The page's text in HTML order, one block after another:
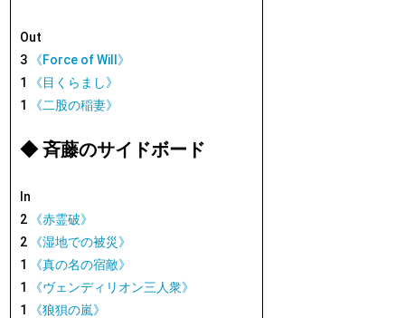
Out
3
《Force of Will》
1
《目くらまし》
1
《二股の稲妻》
◆ 斉藤のサイドボード
In
2
《赤霊破》
2
《湿地での被災》
1
《真の名の宿敵》
1
《ヴェンディリオン三人衆》
1
《狼狽の嵐》